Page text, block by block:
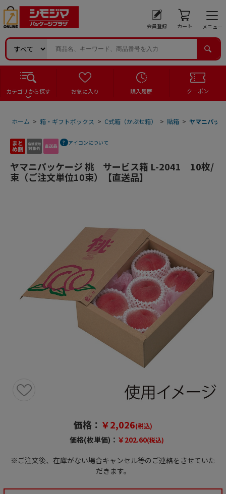
会員登録 カート メニュー
カテゴリから探す お気に入り 購入履歴 クーポン
ホーム > 箱・ギフトボックス > C式箱（かぶせ箱） > 貼箱 > ヤマニパッ
アイコンについて
ヤマニパッケージ 桃 サービス箱 L-2041 10枚/
束（ご注文単位10束）【直送品】
価格： ￥2,026(税込)
価格(枚単価)： ￥202.60(税込)
※ご注文後、在庫がない場合キャンセル等のご連絡をさせていた
だきます。